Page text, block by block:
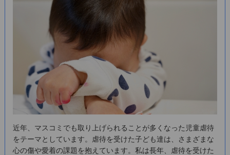
近年、マスコミでも取り上げられることが多くなった児童虐待
をテーマとしています。虐待を受けた子ども達は、さまざまな
心の傷や愛着の課題を抱えています。私は長年、虐待を受けた